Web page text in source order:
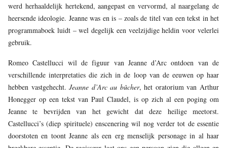
werd herhaaldelijk hertekend, aangepast en vervormd, al naargelang de
heersende ideologie. Jeanne was en is – zoals de titel van een tekst in het
programmaboek luidt – wel degelijk een veelzijdige heldin voor velerlei
gebruik.
Romeo Castellucci wil de figuur van Jeanne d’Arc ontdoen van de
verschillende interpretaties die zich in de loop van de eeuwen op haar
hebben vastgehecht.Jeanne d’Arc au bûcher, het oratorium van Arthur
Honegger op een tekst van Paul Claudel, is op zich al een poging om
Jeanne te bevrijden van het gewicht dat deze heilige meetorst.
Castellucci’s (diep spirituele) enscenering wil nog verder tot de essentie
doorstoten en toont Jeanne als een erg menselijk personage in al haar